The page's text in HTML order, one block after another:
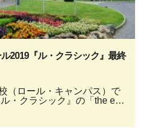
2019『ル・クラシック』最終
（ロール・キャンパス）で
・クラシック』の「the e…